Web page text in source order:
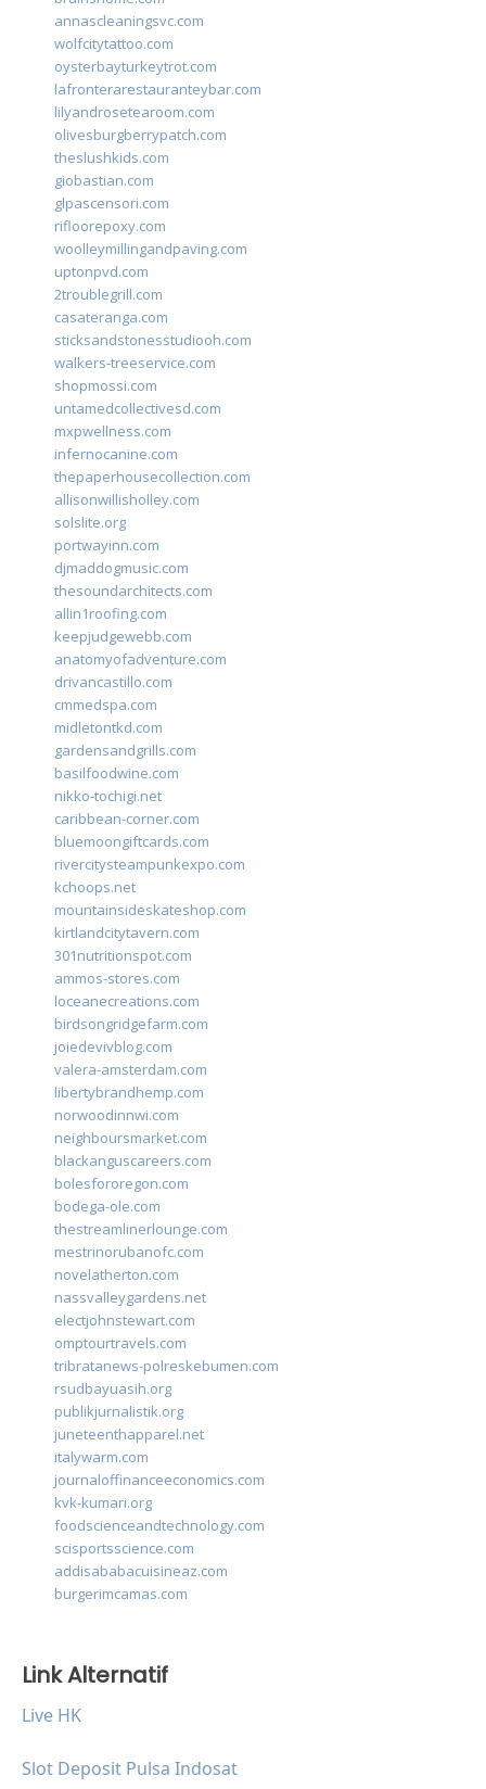
annascleaningsvc.com
wolfcitytattoo.com
oysterbayturkeytrot.com
lafronterarestauranteybar.com
lilyandrosetearoom.com
olivesburgberrypatch.com
theslushkids.com
giobastian.com
glpascensori.com
rifloorepoxy.com
woolleymillingandpaving.com
uptonpvd.com
2troublegrill.com
casateranga.com
sticksandstonesstudiooh.com
walkers-treeservice.com
shopmossi.com
untamedcollectivesd.com
mxpwellness.com
infernocanine.com
thepaperhousecollection.com
allisonwillisholley.com
solslite.org
portwayinn.com
djmaddogmusic.com
thesoundarchitects.com
allin1roofing.com
keepjudgewebb.com
anatomyofadventure.com
drivancastillo.com
cmmedspa.com
midletontkd.com
gardensandgrills.com
basilfoodwine.com
nikko-tochigi.net
caribbean-corner.com
bluemoongiftcards.com
rivercitysteampunkexpo.com
kchoops.net
mountainsideskateshop.com
kirtlandcitytavern.com
301nutritionspot.com
ammos-stores.com
loceanecreations.com
birdsongridgefarm.com
joiedevivblog.com
valera-amsterdam.com
libertybrandhemp.com
norwoodinnwi.com
neighboursmarket.com
blackanguscareers.com
bolesfororegon.com
bodega-ole.com
thestreamlinerlounge.com
mestrinorubanofc.com
novelatherton.com
nassvalleygardens.net
electjohnstewart.com
omptourtravels.com
tribratanews-polreskebumen.com
rsudbayuasih.org
publikjurnalistik.org
juneteenthapparel.net
italywarm.com
journaloffinanceeconomics.com
kvk-kumari.org
foodscienceandtechnology.com
scisportsscience.com
addisababacuisineaz.com
burgerimcamas.com
Link Alternatif
Live HK
Slot Deposit Pulsa Indosat